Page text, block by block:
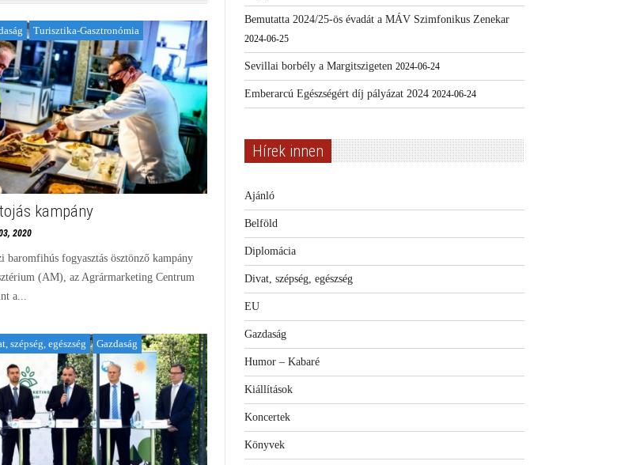
Turisztika-Gasztronómia
kampány
2020
baromfihús fogyasztás ösztönző kampány
(AM), az Agrármarketing Centrum
a...
szépség, egészség Gazdaság
Bemutatta 2024/25-ös évadát a MÁV Szimfonikus Zenekar
2024-06-25
Sevillai borbély a Margitszigeten 2024-06-24
Emberarcú Egészségért díj pályázat 2024 2024-06-24
Hírek innen
Ajánló
Belföld
Diplomácia
Divat, szépség, egészség
EU
Gazdaság
Humor – Kabaré
Kiállítások
Koncertek
Könyvek